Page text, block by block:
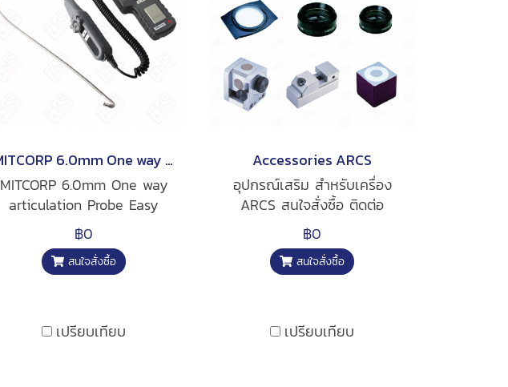
MITCORP 6.0mm One way articulation Probe for F500
MITCORP 6.0mm One way
articulation Probe Easy
one-way operation for
entry lever users.
฿0
สนใจสั่งซื้อ
เปรียบเทียบ
Accessories ARCS
อุปกรณ์เสริม สำหรับเครื่อง
ARCS สนใจสั่งซื้อ ติดต่อ
สอบถามได้ตามช่องทางต่างๆ
฿0
สนใจสั่งซื้อ
เปรียบเทียบ